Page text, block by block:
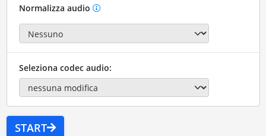
Normalizza audio
Seleziona codec audio:
START